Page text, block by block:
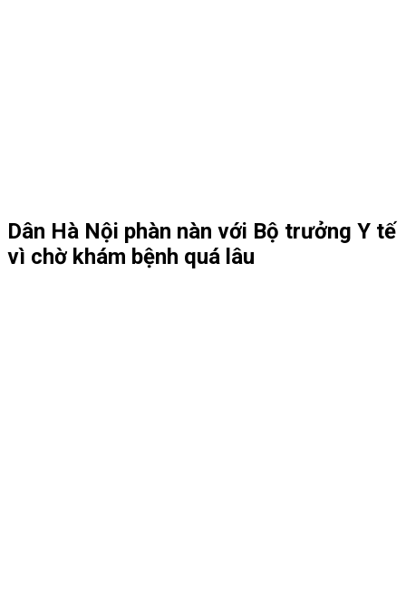
Dân Hà Nội phàn nàn với Bộ trưởng Y tế
vì chờ khám bệnh quá lâu